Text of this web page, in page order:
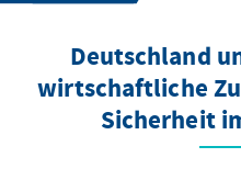
Deutschland
wirtschaftliche
Sicherheit